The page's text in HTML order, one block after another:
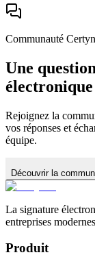
Communauté
Une
électronique
Rejoignez la
vos réponses et
équipe.
Découvrir la
La signature
entreprises
Produit